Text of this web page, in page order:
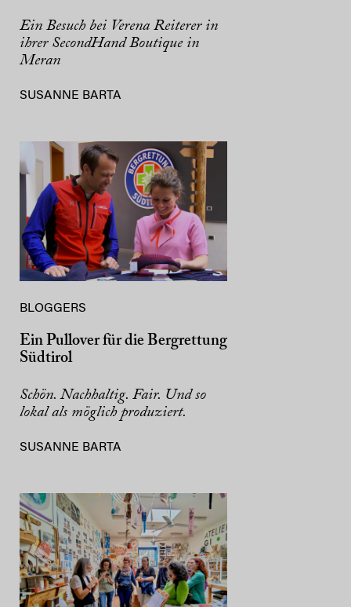
Ein Besuch bei Verena Reiterer in
ihrer SecondHand Boutique in
Meran
SUSANNE BARTA
BLOGGERS
Ein Pullover für die Bergrettung
Südtirol
Schön. Nachhaltig. Fair. Und so
lokal als möglich produziert.
SUSANNE BARTA